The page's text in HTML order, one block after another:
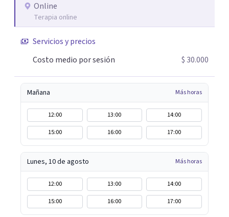
Online
Terapia online
Servicios y precios
Costo medio por sesión
$ 30.000
Mañana Más horas
12:00 13:00
14:00
15:00
16:00 17:00
Lunes, 10 de agosto Más horas
12:00 13:00
14:00
15:00
16:00 17:00